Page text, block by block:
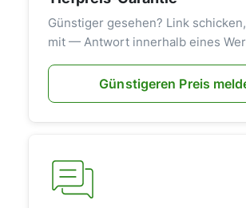
Günstiger gesehen? Link
mit — Antwort innerhalb eines
Günstigeren Preis